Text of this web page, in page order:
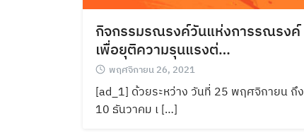
กิจกรรมรณรงค์วันแห่งการรณรงค์
เพื่อยุติความรุนแรงต่…
พฤศจิกายน 26, 2021
[ad_1] ด้วยระหว่าง วันที่ 25 พฤศจิกายน ถึง
10 ธันวาคม เ […]